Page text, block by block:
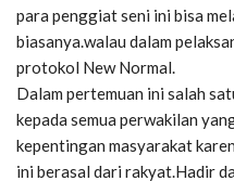
para penggiat seni ini bisa
biasanya.walau dalam
protokol New Normal.
Dalam pertemuan ini salah
kepada semua perwakilan
kepentingan masyarakat
ini berasal dari rakyat.Hadir